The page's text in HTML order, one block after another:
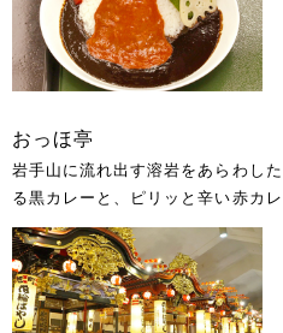
おっほ亭
岩手山に流れ出す溶岩をあらわし
る黒カレーと、ピリッと辛い赤カ